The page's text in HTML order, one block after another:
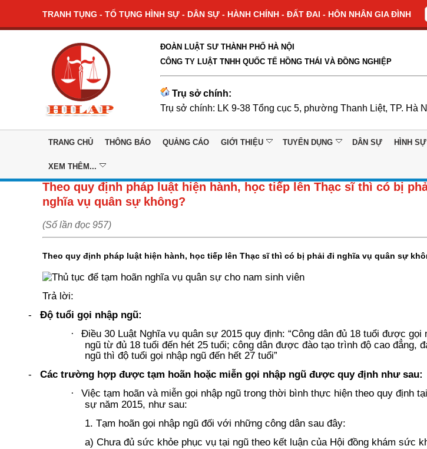
TRANH TỤNG - TỐ TỤNG HÌNH SỰ - DÂN SỰ - HÀNH CHÍNH - ĐẤT ĐAI - HÔN NHÂN GIA ĐÌNH
ĐOÀN LUẬT SƯ THÀNH PHỐ HÀ NỘI
CÔNG TY LUẬT TNHH QUỐC TẾ HỒNG THÁI VÀ ĐỒNG NGHIỆP
Trụ sở chính:
Trụ sở chính: LK 9-38 Tổng cục 5, phường Thanh Liệt, TP. Hà
TRANG CHỦ THÔNG BÁO QUẢNG CÁO GIỚI THIỆU TUYỂN DỤNG DÂN SỰ HÌNH SỰ
XEM THÊM...
Theo quy định pháp luật hiện hành, học tiếp lên Thạc sĩ thì có bị
nghĩa vụ quân sự không?
(Số lần đọc 957)
Theo quy định pháp luật hiện hành, học tiếp lên Thạc sĩ thì có bị phải đi nghĩa vụ quân sự
Trả lời:
-
Độ tuổi gọi nhập ngũ:
·
Điều 30 Luật Nghĩa vụ quân sự 2015 quy định: “Công dân đủ 18 tuổi được gọi
ngũ từ đủ 18 tuổi đến hét 25 tuổi; công dân được đào tạo trình độ cao đẳng,
ngũ thì độ tuổi gọi nhập ngũ đến hết 27 tuổi”
-
Các trường hợp được tạm hoãn hoặc miễn gọi nhập ngũ được quy định như sau:
·
Việc tạm hoãn và miễn gọi nhập ngũ trong thời bình thực hiện theo quy định
sự năm 2015, như sau:
1. Tạm hoãn gọi nhập ngũ đối với những công dân sau đây:
a) Chưa đủ sức khỏe phục vụ tại ngũ theo kết luận của Hội đồng khám sức